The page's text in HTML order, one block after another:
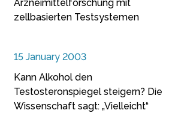
Arzneimittelforschung mit
zellbasierten Testsystemen
15 January 2003
Kann Alkohol den
Testosteronspiegel steigern? Die
Wissenschaft sagt: „Vielleicht“